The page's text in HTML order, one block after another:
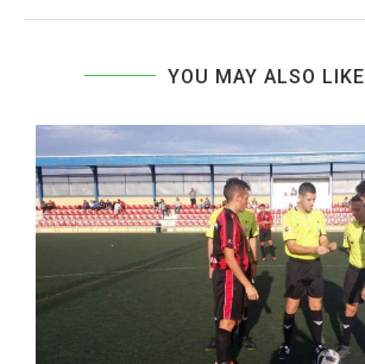
YOU MAY ALSO LIKE